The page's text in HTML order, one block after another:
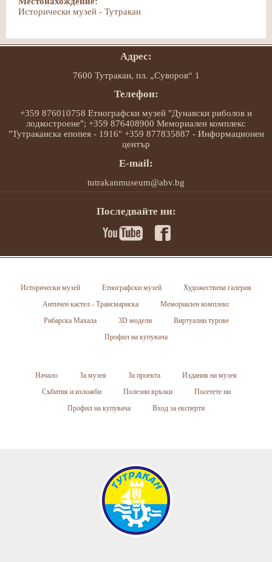
Исторически музей - Тутракан
Адрес:
7600 Тутракан, пл. „Суворов“ 1
Телефон:
+359 876010758 Етнографски музей "Дунавски риболов и
лодкостроене"; +359 876408900 Мемориален комплекс
"Тутраканска епопея - 1916" +359 877835887 - Информационен
център
E-mail:
tutrakanmuseum@abv.bg
Последвайте ни:
Исторически музей Етнографски музей
Художествена галерия
Античен кастел - Трансмариска
Мемориален комплекс
Рибарска Махала
3D модели
Виртуални турове
Профил на купувача
Начало За музея За проекта
Издания на музея
Събития и изложби
Полезни връзки
Посетете ни
Профил на купувача
Вход за експерти